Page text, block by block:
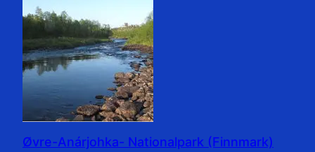
Øvre-Anárjohka- Nationalpark (Finnmark)